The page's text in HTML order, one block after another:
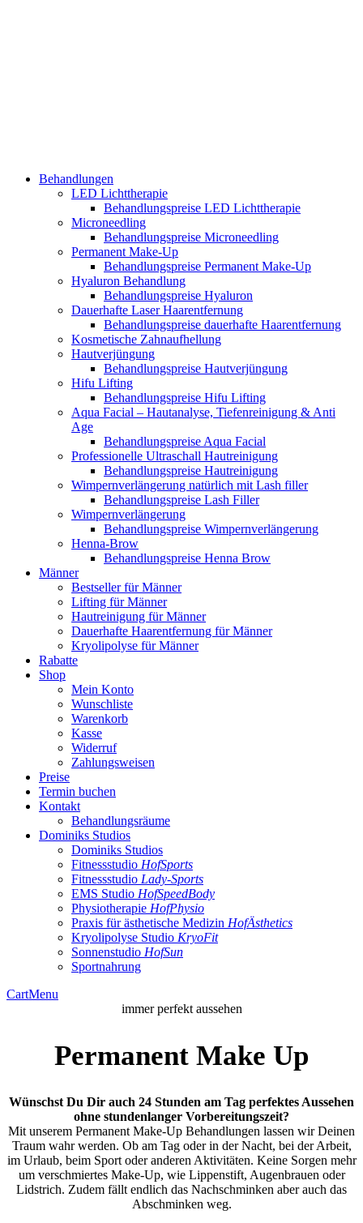
Behandlungen
LED Lichttherapie
Behandlungspreise LED Lichttherapie
Microneedling
Behandlungspreise Microneedling
Permanent Make-Up
Behandlungspreise Permanent Make-Up
Hyaluron Behandlung
Behandlungspreise Hyaluron
Dauerhafte Laser Haarentfernung
Behandlungspreise dauerhafte Haarentfernung
Kosmetische Zahnaufhellung
Hautverjüngung
Behandlungspreise Hautverjüngung
Hifu Lifting
Behandlungspreise Hifu Lifting
Aqua Facial – Hautanalyse, Tiefenreinigung & Anti
Age
Behandlungspreise Aqua Facial
Professionelle Ultraschall Hautreinigung
Behandlungspreise Hautreinigung
Wimpernverlängerung natürlich mit Lash filler
Behandlungspreise Lash Filler
Wimpernverlängerung
Behandlungspreise Wimpernverlängerung
Henna-Brow
Behandlungspreise Henna Brow
Männer
Bestseller für Männer
Lifting für Männer
Hautreinigung für Männer
Dauerhafte Haarentfernung für Männer
Kryolipolyse für Männer
Rabatte
Shop
Mein Konto
Wunschliste
Warenkorb
Kasse
Widerruf
Zahlungsweisen
Preise
Termin buchen
Kontakt
Behandlungsräume
Dominiks Studios
Dominiks Studios
Fitnessstudio HofSports
Fitnessstudio Lady-Sports
EMS Studio HofSpeedBody
Physiotherapie HofPhysio
Praxis für ästhetische Medizin HofÄsthetics
Kryolipolyse Studio KryoFit
Sonnenstudio HofSun
Sportnahrung
CartMenu
immer perfekt aussehen
Permanent Make Up
Wünschst Du Dir auch 24 Stunden am Tag perfektes Aussehen
ohne stundenlanger Vorbereitungszeit?
Mit unserem Permanent Make-Up Behandlungen lassen wir Deinen
Traum wahr werden. Ob am Tag oder in der Nacht, bei der Arbeit,
im Urlaub, beim Sport oder anderen Aktivitäten. Keine Sorgen mehr
um verschmiertes Make-Up, wie Lippenstift, Augenbrauen oder
Lidstrich. Zudem fällt endlich das Nachschminken aber auch das
Abschminken weg.